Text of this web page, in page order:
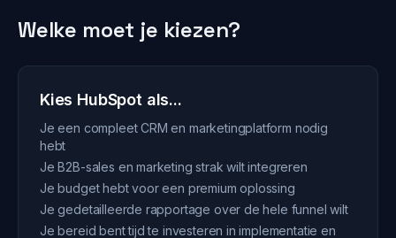
Welke moet je kiezen?
Kies HubSpot als...
Je een compleet CRM en marketingplatform nodig
hebt
Je B2B-sales en marketing strak wilt integreren
Je budget hebt voor een premium oplossing
Je gedetailleerde rapportage over de hele funnel wilt
Je bereid bent tijd te investeren in implementatie en